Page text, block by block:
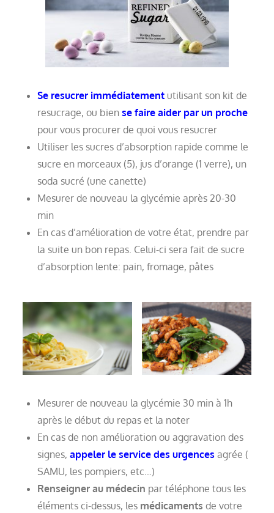
Se resucrer immédiatement utilisant son kit de
resucrage, ou biense faire aider par un proche
pour vous procurer de quoi vous resucrer
Utiliser les sucres d’absorption rapide comme le
sucre en morceaux (5), jus d’orange (1 verre), un
soda sucré (une canette)
Mesurer de nouveau la glycémie après 20-30
min
En cas d’amélioration de votre état, prendre par
la suite un bon repas. Celui-ci sera fait de sucre
d’absorption lente: pain, fromage, pâtes
Mesurer de nouveau la glycémie 30 min à 1h
après le début du repas et la noter
En cas de non amélioration ou aggravation des
signes,appeler le service des urgences agrée (
SAMU, les pompiers, etc…)
Renseigner au médecin par téléphone tous les
éléments ci-dessus, les médicamentsde votre